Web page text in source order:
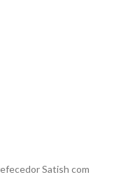
Satish com